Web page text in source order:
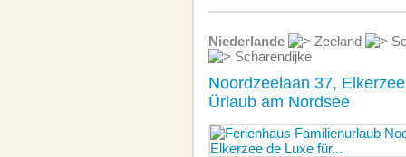
Niederlande Zeeland
Scharendijke
Noordzeelaan 37,
Ürlaub am Nordsee